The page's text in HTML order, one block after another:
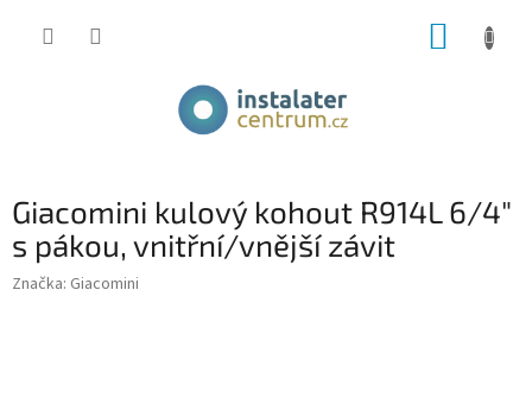
Giacomini kulový kohout R914L 6/4"
s pákou, vnitřní/vnější závit
Značka: Giacomini